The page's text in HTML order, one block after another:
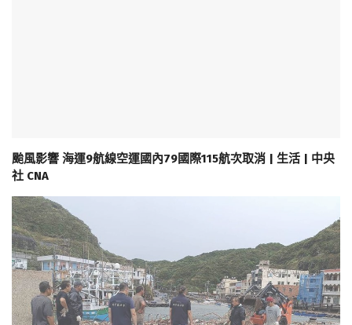
颱風影響 海運9航線空運國內79國際115航次取消 | 生活 | 中央
社 CNA